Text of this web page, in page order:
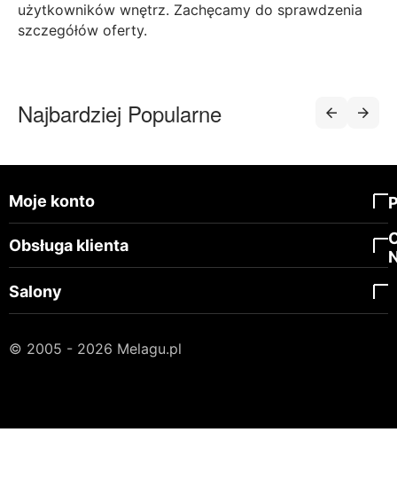
użytkowników wnętrz. Zachęcamy do sprawdzenia
szczegółów oferty.
Najbardziej Popularne
Moje konto
Obsługa klienta
Salony
© 2005 - 2026 Melagu.pl